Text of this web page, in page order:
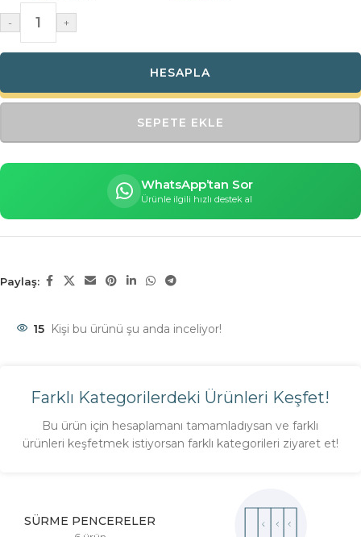
HESAPLA
- +
SEPETE EKLE
WhatsApp’tan Sor
Ürünle ilgili hızlı destek al
Paylaş:
15 Kişi bu ürünü şu anda inceliyor!
Farklı Kategorilerdeki Ürünleri Keşfet!
Bu ürün için hesaplamanı tamamladıysan ve farklı
ürünleri keşfetmek istiyorsan farklı kategorileri ziyaret et!
SÜRME PENCERELER